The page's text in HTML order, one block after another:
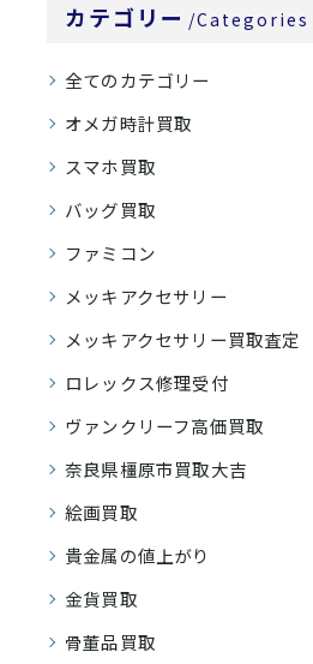
カテゴリー Categories
全てのカテゴリー
オメガ時計買取
スマホ買取
バッグ買取
ファミコン
メッキアクセサリー
メッキアクセサリー買取査定
ロレックス修理受付
ヴァンクリーフ高価買取
奈良県橿原市買取大吉
絵画買取
貴金属の値上がり
金貨買取
骨董品買取